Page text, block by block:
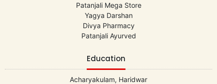
Patanjali Mega Store
Yagya Darshan
Divya Pharmacy
Patanjali Ayurved
Education
Acharyakulam, Haridwar